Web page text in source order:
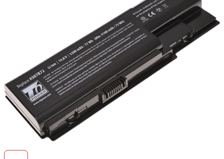
hvězdiček.